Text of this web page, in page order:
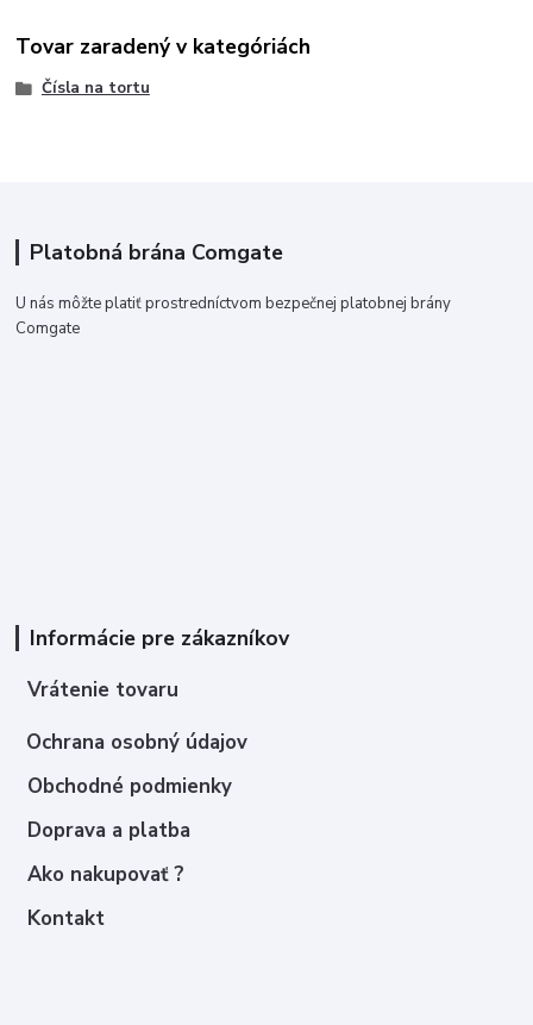
Tovar zaradený v kategóriách
Čísla na tortu
Platobná brána Comgate
U nás môžte platiť prostredníctvom bezpečnej platobnej brány
Comgate
Informácie pre zákazníkov
Vrátenie tovaru
Ochrana osobný údajov
Obchodné podmienky
Doprava a platba
Ako nakupovať ?
Kontakt